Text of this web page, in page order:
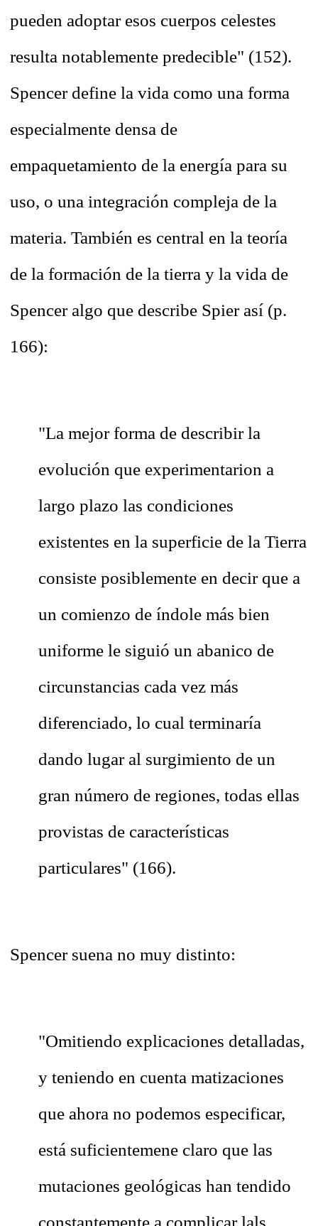
pueden adoptar esos cuerpos celestes
resulta notablemente predecible" (152).
Spencer define la vida como una forma
especialmente densa de
empaquetamiento de la energía para su
uso, o una integración compleja de la
materia. También es central en la teoría
de la formación de la tierra y la vida de
Spencer algo que describe Spier así (p.
166):
"La mejor forma de describir la
evolución que experimentarion a
largo plazo las condiciones
existentes en la superficie de la Tierra
consiste posiblemente en decir que a
un comienzo de índole más bien
uniforme le siguió un abanico de
circunstancias cada vez más
diferenciado, lo cual terminaría
dando lugar al surgimiento de un
gran número de regiones, todas ellas
provistas de características
particulares" (166).
Spencer suena no muy distinto:
"Omitiendo explicaciones detalladas,
y teniendo en cuenta matizaciones
que ahora no podemos especificar,
está suficientemene claro que las
mutaciones geológicas han tendido